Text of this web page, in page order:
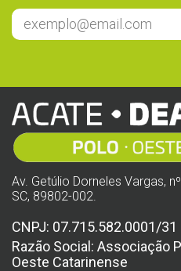
Av. Getúlio Dorneles Vargas,
SC, 89802-002.
CNPJ: 07.715.582.0001/31
Razão Social: Associação
Oeste Catarinense